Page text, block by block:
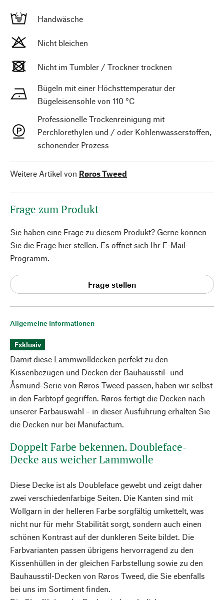
Allgemeine Informationen
Exklusiv
Damit diese Lammwolldecken perfekt zu den
Kissenbezügen und Decken der Bauhausstil- und
Åsmund-Serie von Røros Tweed passen, haben wir selbst
in den Farbtopf gegriffen. Røros fertigt die Decken nach
unserer Farbauswahl – in dieser Ausführung erhalten Sie
die Decken nur bei Manufactum.
Doppelt Farbe bekennen. Doubleface-
Decke aus weicher Lammwolle
Diese Decke ist als Doubleface gewebt und zeigt daher
zwei verschiedenfarbige Seiten. Die Kanten sind mit
Wollgarn in der helleren Farbe sorgfältig umkettelt, was
nicht nur für mehr Stabilität sorgt, sondern auch einen
schönen Kontrast auf der dunkleren Seite bildet. Die
Farbvarianten passen übrigens hervorragend zu den
Kissenhüllen in der gleichen Farbstellung sowie zu den
Bauhausstil-Decken von Røros Tweed, die Sie ebenfalls
bei uns im Sortiment finden.
Handwäsche
Nicht bleichen
Nicht im Tumbler / Trockner trocknen
Bügeln mit einer Höchsttemperatur der
Bügeleisensohle von 110 °C
Professionelle Trockenreinigung mit
Perchlorethylen und / oder Kohlenwasserstoffen,
schonender Prozess
Weitere Artikel von Røros Tweed
Frage zum Produkt
Sie haben eine Frage zu diesem Produkt? Gerne können
Sie die Frage hier stellen. Es öffnet sich Ihr E-Mail-
Programm.
Frage stellen